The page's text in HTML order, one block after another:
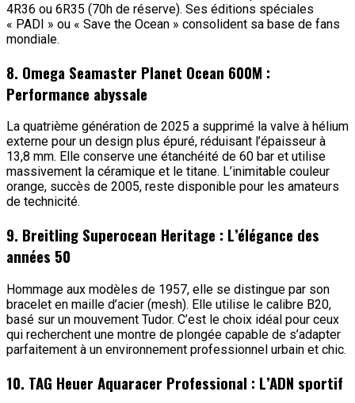
4R36 ou 6R35 (70h de réserve). Ses éditions spéciales
« PADI » ou « Save the Ocean » consolident sa base de fans
mondiale.
8. Omega Seamaster Planet Ocean 600M :
Performance abyssale
La quatrième génération de 2025 a supprimé la valve à hélium
externe pour un design plus épuré, réduisant l’épaisseur à
13,8 mm. Elle conserve une étanchéité de 60 bar et utilise
massivement la céramique et le titane. L’inimitable couleur
orange, succès de 2005, reste disponible pour les amateurs
de technicité.
9. Breitling Superocean Heritage : L’élégance des
années 50
Hommage aux modèles de 1957, elle se distingue par son
bracelet en maille d’acier (mesh). Elle utilise le calibre B20,
basé sur un mouvement Tudor. C’est le choix idéal pour ceux
qui recherchent une montre de plongée capable de s’adapter
parfaitement à un environnement professionnel urbain et chic.
10. TAG Heuer Aquaracer Professional : L’ADN sportif